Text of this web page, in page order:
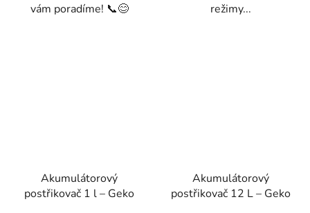
vám poradíme! 📞😊
režimy...
Akumulátorový
postřikovač 1 l – Geko
Akumulátorový
postřikovač 12 L – Geko